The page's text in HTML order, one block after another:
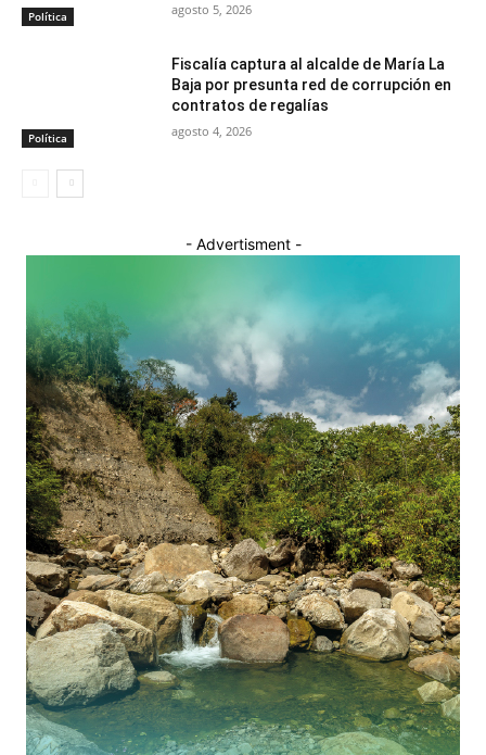
Política agosto 5, 2026
Política
Fiscalía captura al alcalde de María La
Baja por presunta red de corrupción en
contratos de regalías
agosto 4, 2026
- Advertisment -